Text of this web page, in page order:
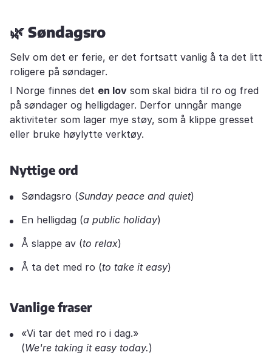
🌿 Søndagsro
Selv om det er ferie, er det fortsatt vanlig å ta det litt
roligere på søndager.
I Norge finnes det en lov som skal bidra til ro og fred
på søndager og helligdager. Derfor unngår mange
aktiviteter som lager mye støy, som å klippe gresset
eller bruke høylytte verktøy.
Nyttige ord
Søndagsro (Sunday peace and quiet)
En helligdag (a public holiday)
Å slappe av (to relax)
Å ta det med ro (to take it easy)
Vanlige fraser
«Vi tar det med ro i dag.»
(We're taking it easy today.)